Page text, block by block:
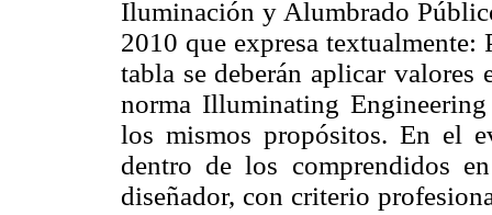
Iluminación y Alumbrado
2010 que expresa textualmente:
tabla se deberán aplicar valores
norma Illuminating
los mismos propósitos. En el
dentro de los comprendidos
diseñador, con criterio